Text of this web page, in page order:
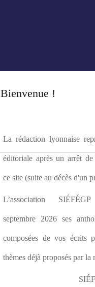
Bienvenue !
La rédaction lyonnaise
éditoriale après un arrêt
ce site (suite au décès d'un
L’association
septembre 2026 ses
composées de vos écrits
thèmes déjà proposés par la